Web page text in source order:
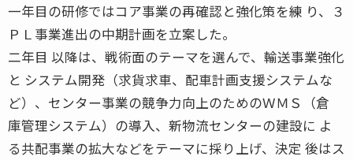
一年目の研修ではコア事業の再確認と強化策を練 り、３
ＰＬ事業進出の中期計画を立案した。
二年目 以降は、戦術面のテーマを選んで、輸送事業強化
と システム開発（求貨求車、配車計画支援システムな
ど）、センター事業の競争力向上のためのＷＭＳ（倉
庫管理システム）の導入、新物流センターの建設に よ
る共配事業の拡大などをテーマに採り上げ、決定 後はス